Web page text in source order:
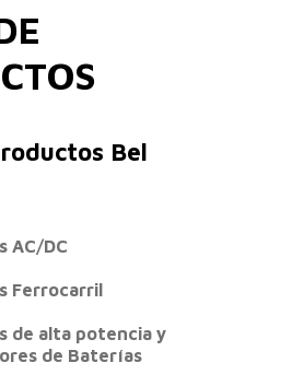
Bel
AC/DC
Ferrocarril
de alta potencia y
de Baterías